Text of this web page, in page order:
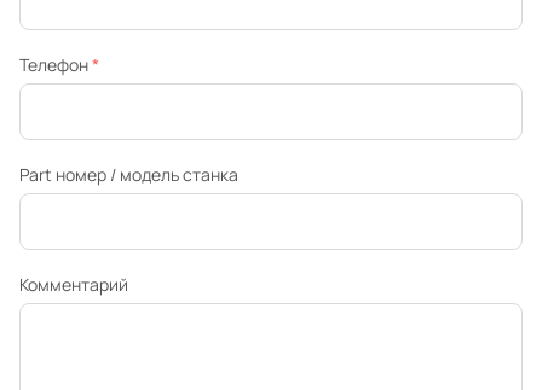
Телефон*
Part номер / модель станка
Комментарий